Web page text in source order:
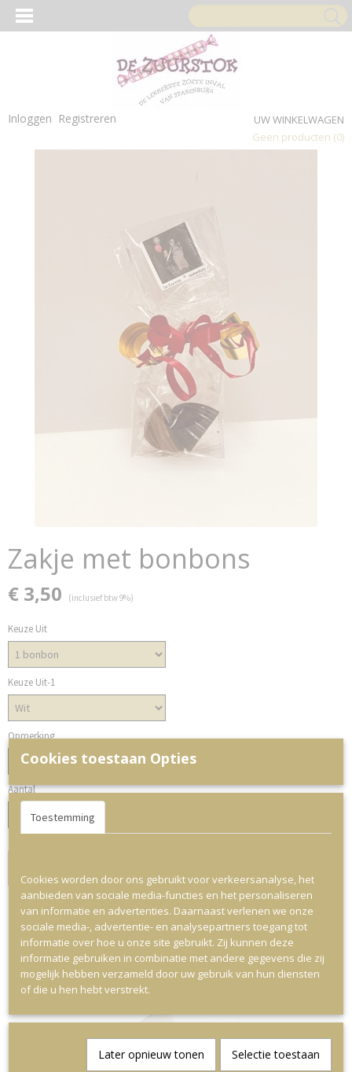
Inloggen Registreren
UW WINKELWAGEN
Geen producten (0)
Zakje met bonbons
€ 3,50 (inclusief btw 9%)
Keuze Uit
Keuze Uit-1
Opmerking
Aantal
Ook interessant
Cookies toestaan Opties
Toestemming
Cookies worden door ons gebruikt voor verkeersanalyse, het
aanbieden van sociale media-functies en het personaliseren
van informatie en advertenties. Daarnaast verlenen we onze
sociale media-, advertentie- en analysepartners toegang tot
informatie over hoe u onze site gebruikt. Zij kunnen deze
informatie gebruiken in combinatie met andere gegevens die zij
mogelijk hebben verzameld door uw gebruik van hun diensten
of die u hen hebt verstrekt.
Later opnieuw tonen Selectie toestaan